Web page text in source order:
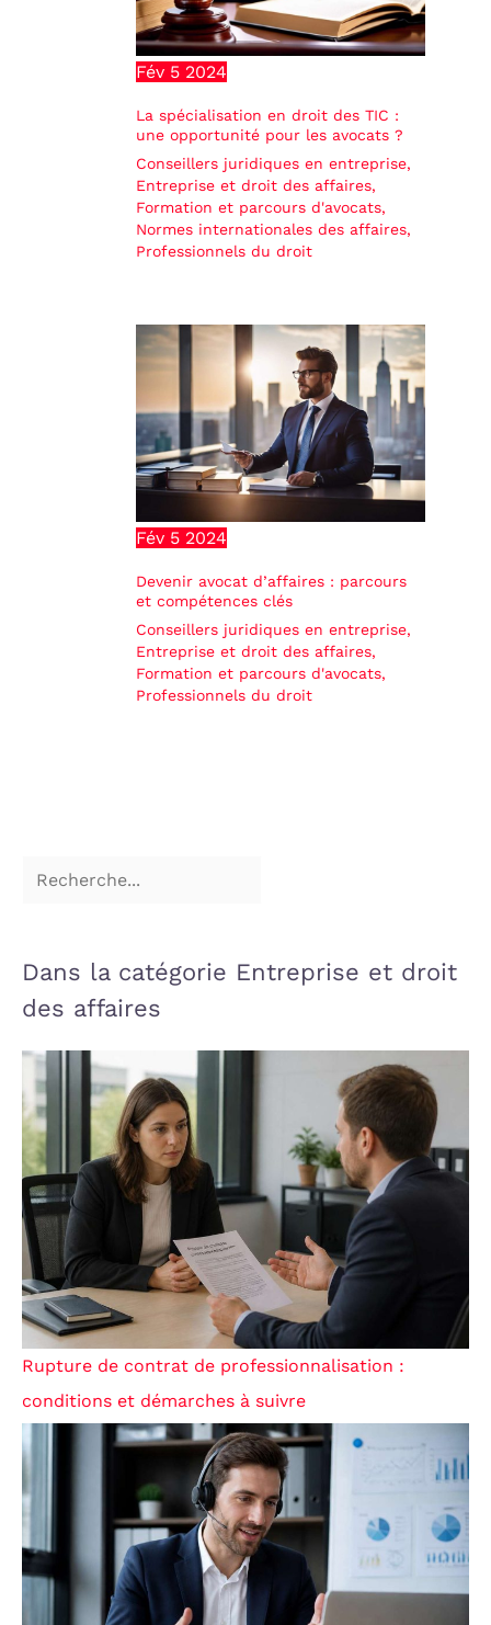
Fév 5 2024
La spécialisation en droit des TIC :
une opportunité pour les avocats ?
Conseillers juridiques en entreprise,
Entreprise et droit des affaires,
Formation et parcours d'avocats,
Normes internationales des affaires,
Professionnels du droit
Fév 5 2024
Devenir avocat d’affaires : parcours
et compétences clés
Conseillers juridiques en entreprise,
Entreprise et droit des affaires,
Formation et parcours d'avocats,
Professionnels du droit
Dans la catégorie Entreprise et droit
des affaires
Rupture de contrat de professionnalisation :
conditions et démarches à suivre